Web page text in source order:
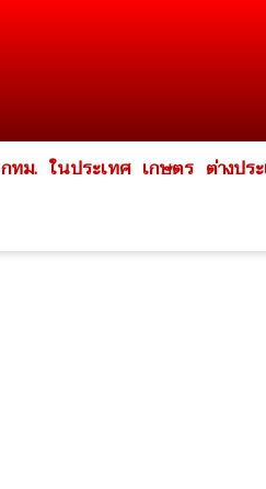
กทม. ในประเทศ เกษตร ต่างปร